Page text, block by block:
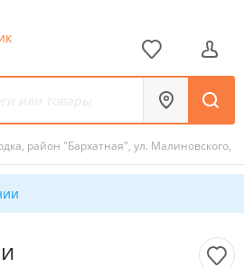
район "Бархатная", ул. Малиновского,